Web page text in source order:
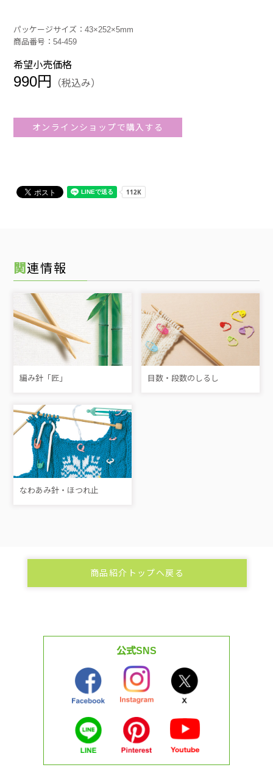
パッケージサイズ：43×252×5mm
商品番号：54-459
希望小売価格
990円 （税込み）
オンラインショップで購入する
関連情報
編み針「匠」 目数・段数のしるし
なわあみ針・ほつれ止
商品紹介トップへ戻る
公式SNS